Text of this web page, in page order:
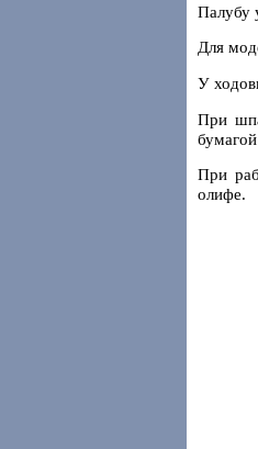
Палубу
Для
У
При
При
олифе.